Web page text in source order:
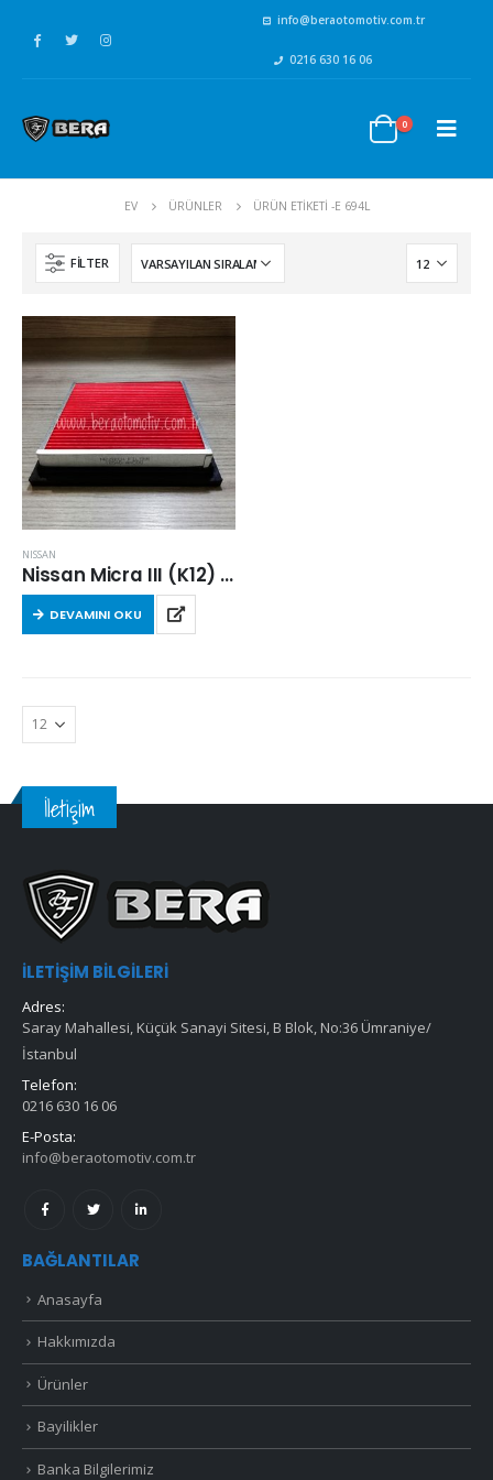
info@beraotomotiv.com.tr
0216 630 16 06
0
EV ÜRÜNLER ÜRÜN ETIKETI -E 694L
FILTER
NISSAN
Nissan Micra III (K12) 1.2 16V Benzinli 2003 – 2010 Arası Hava Filtresi
DEVAMINI OKU
İletişim
İLETIŞIM BILGILERI
Adres:
Saray Mahallesi, Küçük Sanayi Sitesi, B Blok, No:36 Ümraniye/
İstanbul
Telefon:
0216 630 16 06
E-Posta:
info@beraotomotiv.com.tr
BAĞLANTILAR
Anasayfa
Hakkımızda
Ürünler
Bayilikler
Banka Bilgilerimiz